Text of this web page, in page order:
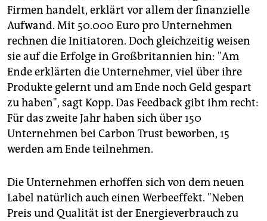
Firmen handelt, erklärt vor allem der finanzielle
Aufwand. Mit 50.000 Euro pro Unternehmen
rechnen die Initiatoren. Doch gleichzeitig weisen
sie auf die Erfolge in Großbritannien hin: "Am
Ende erklärten die Unternehmer, viel über ihre
Produkte gelernt und am Ende noch Geld gespart
zu haben", sagt Kopp. Das Feedback gibt ihm recht:
Für das zweite Jahr haben sich über 150
Unternehmen bei Carbon Trust beworben, 15
werden am Ende teilnehmen.
Die Unternehmen erhoffen sich von dem neuen
Label natürlich auch einen Werbeeffekt. "Neben
Preis und Qualität ist der Energieverbrauch zu